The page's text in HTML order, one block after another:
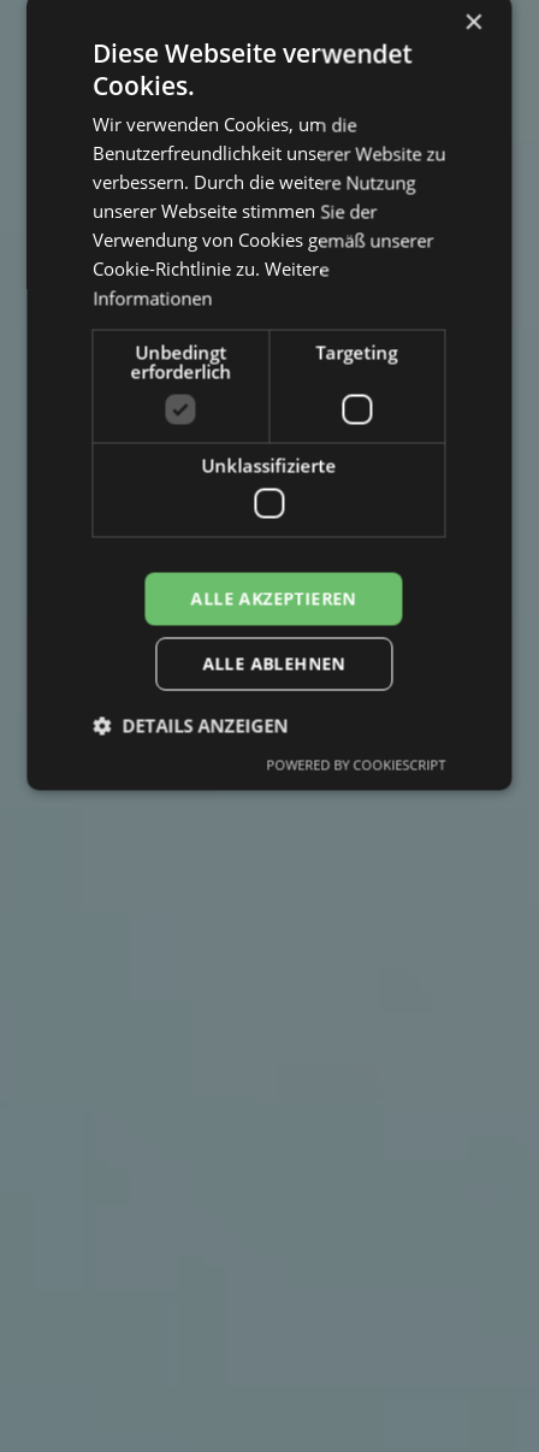
×
Diese Webseite verwendet
Cookies.
Wir verwenden Cookies, um die
Benutzerfreundlichkeit unserer Website zu
verbessern. Durch die weitere Nutzung
unserer Webseite stimmen Sie der
Verwendung von Cookies gemäß unserer
Cookie-Richtlinie zu.Weitere
Informationen
Unbedingt
erforderlich
Targeting
Unklassifizierte
ALLE AKZEPTIEREN
ALLE ABLEHNEN
DETAILS ANZEIGEN
POWERED BY COOKIESCRIPT